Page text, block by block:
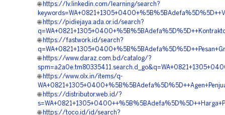
🌐 https://lv.linkedin.com/learning/search?
🌐 https://pidiejaya.ada.or.id/search?
🌐 https://fastwork.id/search?
🌐 https://www.daraz.com.bd/catalog/?
🌐 https://www.olx.in/items/q-
🌐 https://distributor.web.id/?
🌐 https://toco.id/id/search?